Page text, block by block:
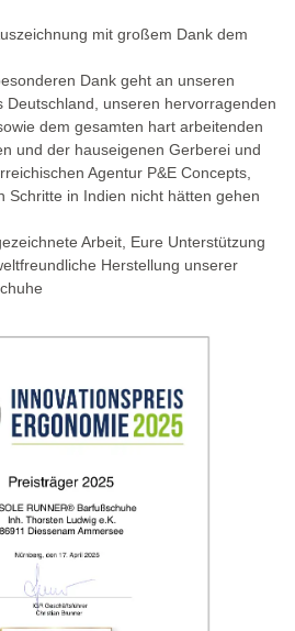
mit großem Dank dem
Dank geht an unseren
Deutschland, unseren hervorragenden
dem gesamten hart arbeitenden
und der hauseigenen Gerberei und
Agentur P&E Concepts,
Schritte in Indien nicht hätten gehen
Arbeit, Eure Unterstützung
Herstellung unserer